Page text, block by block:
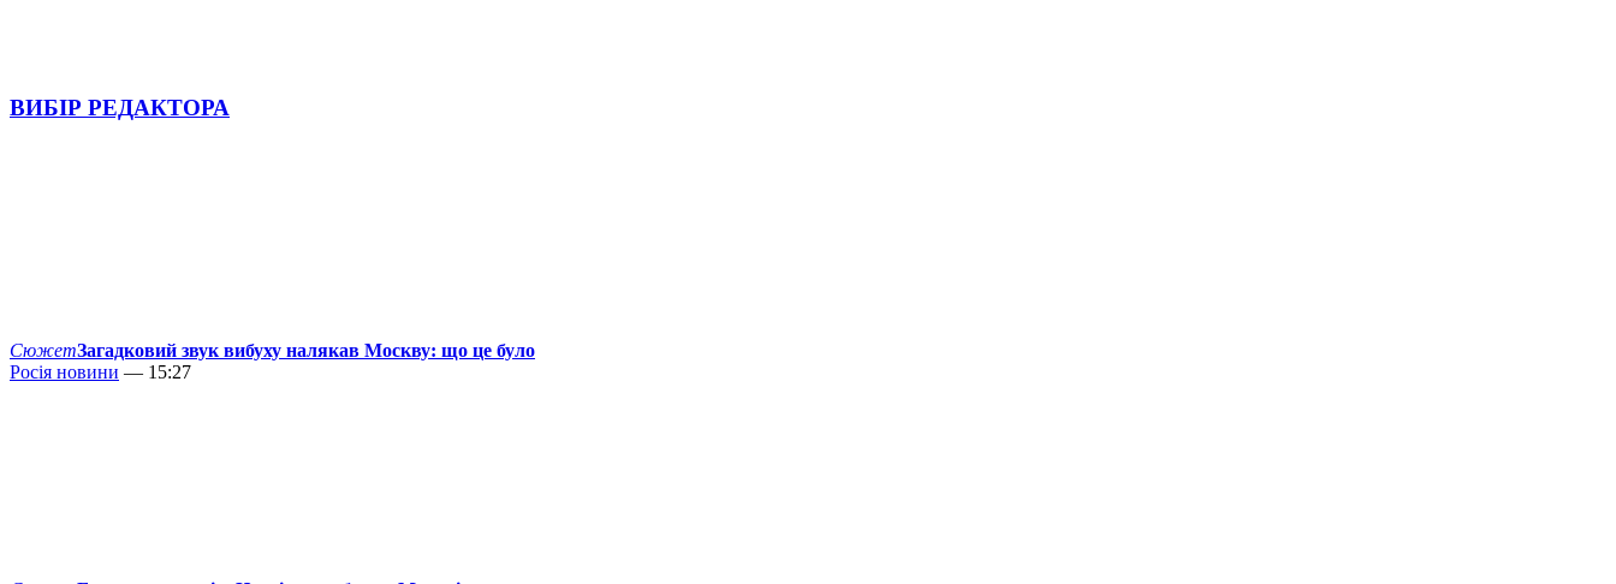
ВИБІР РЕДАКТОРА
СюжетЗагадковий звук вибуху налякав Москву: що це було
Росія новини — 15:27